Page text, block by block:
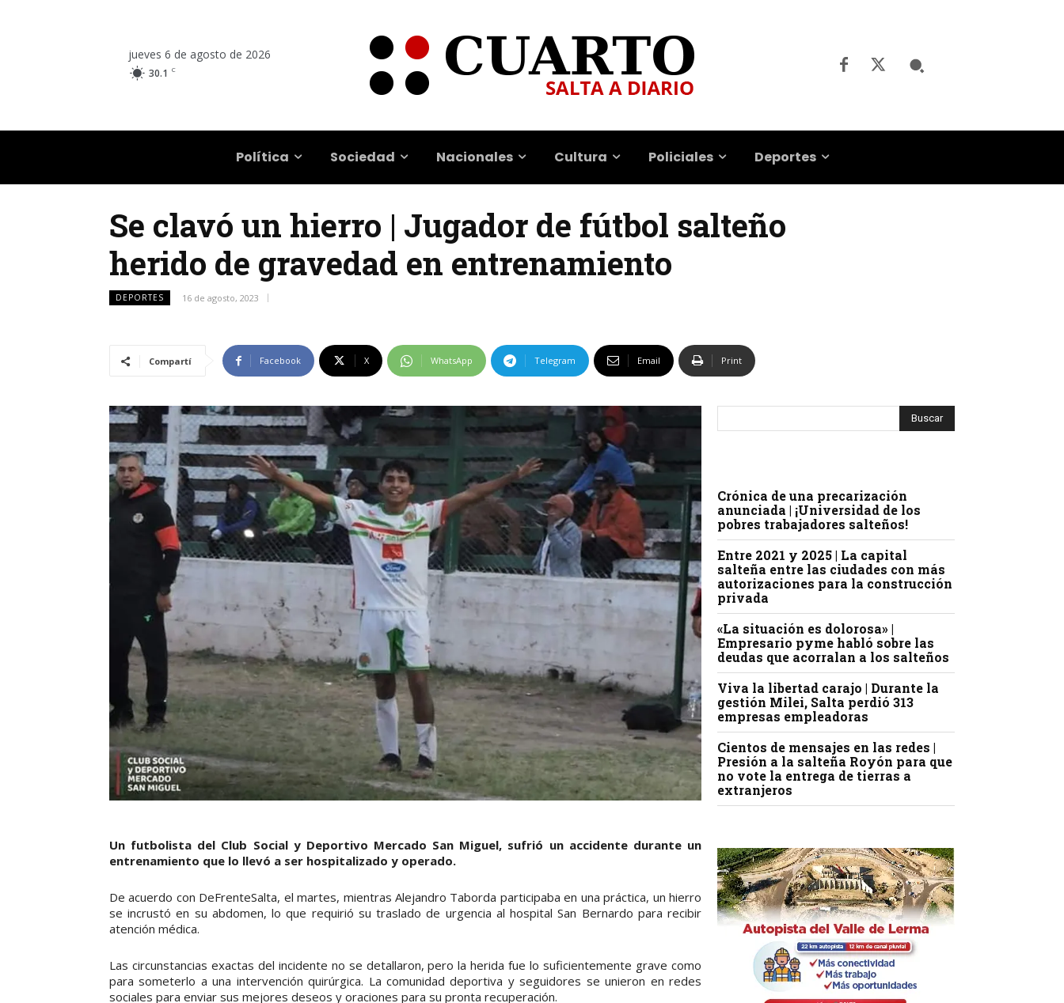
jueves 6 de agosto de 2026
30.1 C
Política Sociedad Nacionales Cultura Policiales Deportes
Se clavó un hierro | Jugador de fútbol salteño
herido de gravedad en entrenamiento
DEPORTES 16 de agosto, 2023
Compartí Facebook X WhatsApp Telegram Email Print
Un futbolista del Club Social y Deportivo Mercado San Miguel, sufrió un accidente durante un
entrenamiento que lo llevó a ser hospitalizado y operado.
De acuerdo con DeFrenteSalta, el martes, mientras Alejandro Taborda participaba en una práctica, un hierro
se incrustó en su abdomen, lo que requirió su traslado de urgencia al hospital San Bernardo para recibir
atención médica.
Las circunstancias exactas del incidente no se detallaron, pero la herida fue lo suficientemente grave como
para someterlo a una intervención quirúrgica. La comunidad deportiva y seguidores se unieron en redes
sociales para enviar sus mejores deseos y oraciones para su pronta recuperación.
Crónica de una precarización
anunciada | ¡Universidad de los
pobres trabajadores salteños!
Entre 2021 y 2025 | La capital
salteña entre las ciudades con más
autorizaciones para la construcción
privada
«La situación es dolorosa» |
Empresario pyme habló sobre las
deudas que acorralan a los salteños
Viva la libertad carajo | Durante la
gestión Milei, Salta perdió 313
empresas empleadoras
Cientos de mensajes en las redes |
Presión a la salteña Royón para que
no vote la entrega de tierras a
extranjeros